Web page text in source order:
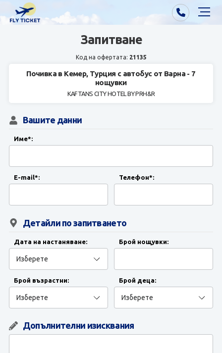
Почивки от Варна
Почивки от София/Пловдив/Бургас
Визи
За нас
ЗАПИТВАНЕ
Запитване
Код на офертата: 21135
Почивка в Кемер, Турция с автобус от Варна - 7
нощувки
KAFTANS CITY HOTEL BY PRH&R
Вашите данни
Име*:
E-mail*: Телефон*:
Детайли по запитването
Дата на настаняване: Брой нощувки:
Брой възрастни: Брой деца:
Допълнителни изисквания